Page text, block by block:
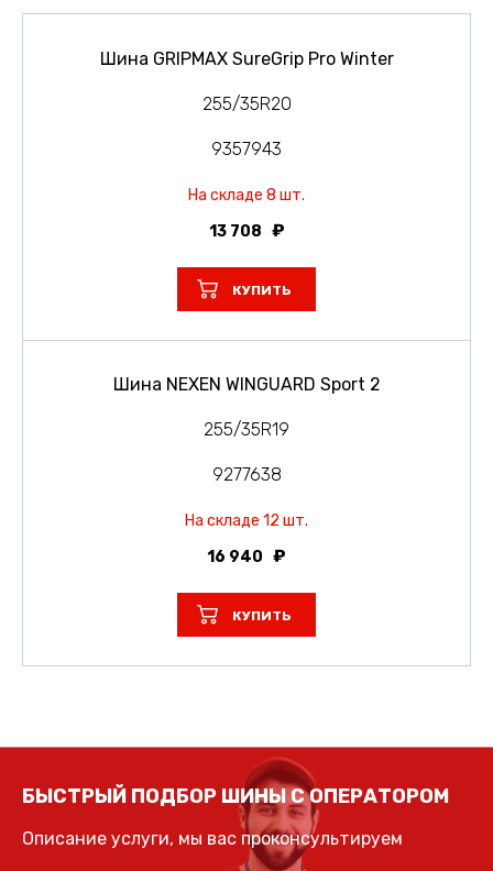
Шина GRIPMAX SureGrip Pro Winter
255/35R20
9357943
На складе 8 шт.
13 708
КУПИТЬ
Шина NEXEN WINGUARD Sport 2
255/35R19
9277638
На складе 12 шт.
16 940
КУПИТЬ
БЫСТРЫЙ ПОДБОР ШИНЫ С ОПЕРАТОРОМ
Описание услуги, мы вас проконсультируем